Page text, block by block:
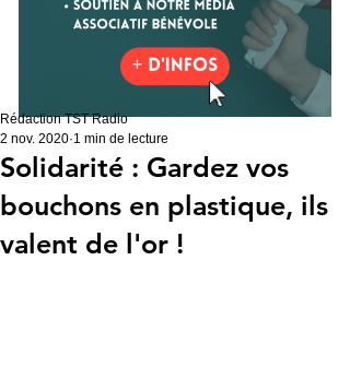
Solidarité : Gardez vos
bouchons en plastique, ils
valent de l'or !
Rédaction TST Radio
2 nov. 2020 1 min de lecture